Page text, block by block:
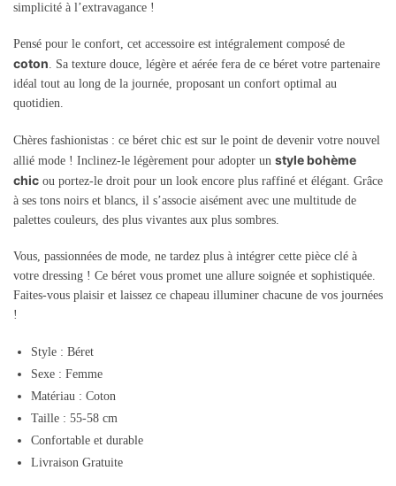
simplicité à l’extravagance !
Pensé pour le confort, cet accessoire est intégralement composé de
coton. Sa texture douce, légère et aérée fera de ce béret votre partenaire
idéal tout au long de la journée, proposant un confort optimal au
quotidien.
Chères fashionistas : ce béret chic est sur le point de devenir votre nouvel
allié mode ! Inclinez-le légèrement pour adopter un style bohème
chic ou portez-le droit pour un look encore plus raffiné et élégant. Grâce
à ses tons noirs et blancs, il s’associe aisément avec une multitude de
palettes couleurs, des plus vivantes aux plus sombres.
Vous, passionnées de mode, ne tardez plus à intégrer cette pièce clé à
votre dressing ! Ce béret vous promet une allure soignée et sophistiquée.
Faites-vous plaisir et laissez ce chapeau illuminer chacune de vos journées
!
Style : Béret
Sexe : Femme
Matériau : Coton
Taille : 55-58 cm
Confortable et durable
Livraison Gratuite